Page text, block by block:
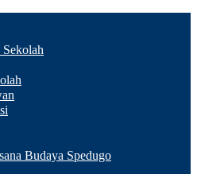
Budaya Spedugo